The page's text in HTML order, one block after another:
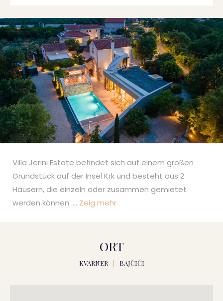
Villa Jerini Estate befindet sich auf einem großen
Grundstück auf der Insel Krk und besteht aus 2
Häusern, die einzeln oder zusammen gemietet
werden können. ... Zeig mehr
ORT
KVARNER BAJČIĆI